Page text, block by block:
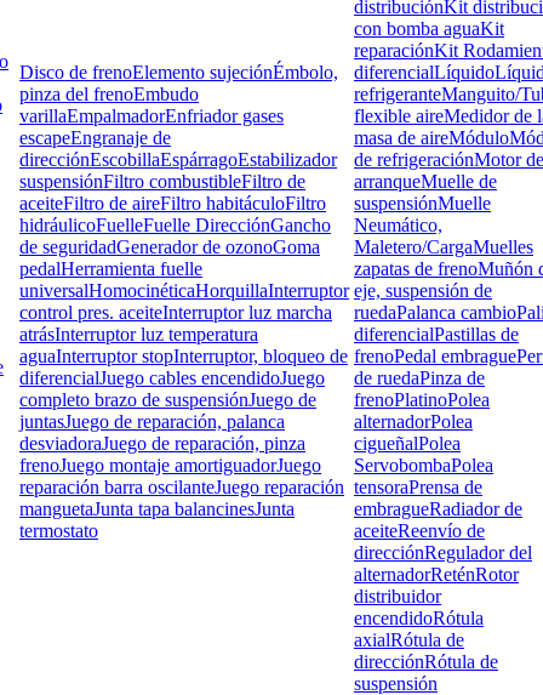
Disco de frenoElemento sujeciónÉmbolo,
pinza del frenoEmbudo
varillaEmpalmadorEnfriador gases
escapeEngranaje de
direcciónEscobillaEspárragoEstabilizador
suspensiónFiltro combustibleFiltro de
aceiteFiltro de aireFiltro habitáculoFiltro
hidráulicoFuelleFuelle DirecciónGancho
de seguridadGenerador de ozonoGoma
pedalHerramienta fuelle
universalHomocinéticaHorquillaInterruptor
control pres. aceiteInterruptor luz marcha
atrásInterruptor luz temperatura
aguaInterruptor stopInterruptor, bloqueo de
diferencialJuego cables encendidoJuego
completo brazo de suspensiónJuego de
juntasJuego de reparación, palanca
desviadoraJuego de reparación, pinza
frenoJuego montaje amortiguadorJuego
reparación barra oscilanteJuego reparación
manguetaJunta tapa balancinesJunta
termostato
distribuciónKit
con bomba aguaKit
reparaciónKit
diferencialLíquido
refrigeranteManguito/
flexible aireMedidor de
masa de aireMódulo
de refrigeraciónMotor de
arranqueMuelle de
suspensiónMuelle
Neumático,
Maletero/CargaMuelles
zapatas de frenoMuñón
eje, suspensión de
ruedaPalanca cambio
diferencialPastillas de
frenoPedal embrague
de ruedaPinza de
frenoPlatinoPolea
alternadorPolea
cigueñalPolea
ServobombaPolea
tensoraPrensa de
embragueRadiador de
aceiteReenvío de
direcciónRegulador del
alternadorReténRotor
distribuidor
encendidoRótula
axialRótula de
direcciónRótula de
suspensión